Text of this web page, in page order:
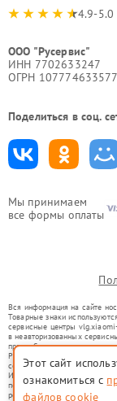
Мы принимаем
все формы оплаты
4.9-5.0
ООО "Русервис"
ИНН 7702633247
ОГРН
Поделиться в соц.
Вся информация на сайте
Товарные знаки
сервисные центры
в неавторизованных
правообладателями
Ремонт осуществляется для
со статьей 1487 ГК РФ.
Использование товарных
потребителей в
ремонту техники указанных
Этот сайт
ознакомиться с
файлов cookie